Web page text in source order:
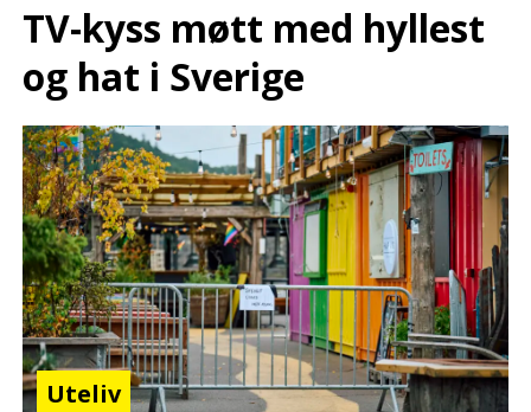
TV-kyss møtt med hyllest
og hat i Sverige
Uteliv